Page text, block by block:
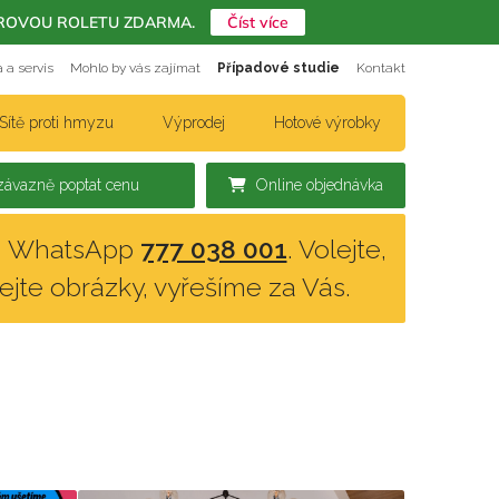
a servis Mohlo by vás zajímat Případové studie Kontakt
proti hmyzu Výprodej Hotové výrobky
Online objednávka
poptat cenu
WhatsApp 777 038 001. Volejte,
obrázky, vyřešíme za Vás.
ROLETU ZDARMA. Číst více